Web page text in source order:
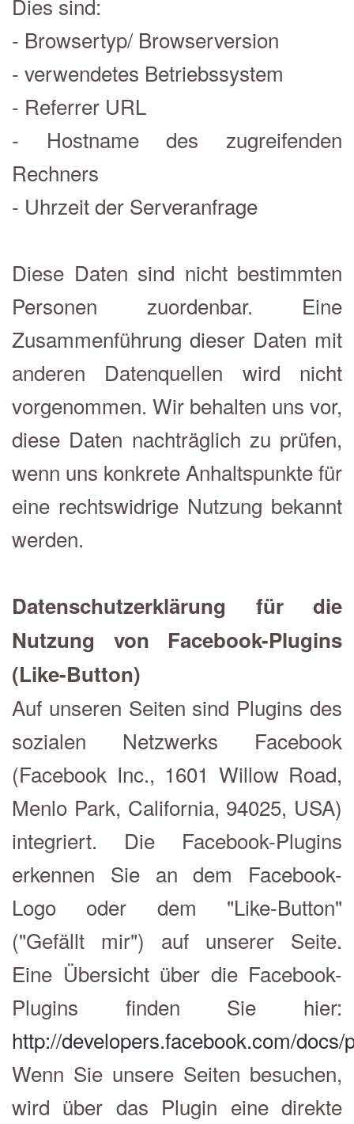
Dies sind:
- Browsertyp/ Browserversion
- verwendetes Betriebssystem
- Referrer URL
- Hostname des zugreifenden
Rechners
- Uhrzeit der Serveranfrage
Diese Daten sind nicht bestimmten
Personen zuordenbar. Eine
Zusammenführung dieser Daten mit
anderen Datenquellen wird nicht
vorgenommen. Wir behalten uns vor,
diese Daten nachträglich zu prüfen,
wenn uns konkrete Anhaltspunkte für
eine rechtswidrige Nutzung bekannt
werden.
Datenschutzerklärung für die
Nutzung von Facebook-Plugins
(Like-Button)
Auf unseren Seiten sind Plugins des
sozialen Netzwerks Facebook
(Facebook Inc., 1601 Willow Road,
Menlo Park, California, 94025, USA)
integriert. Die Facebook-Plugins
erkennen Sie an dem Facebook-
Logo oder dem "Like-Button"
("Gefällt mir") auf unserer Seite.
Eine Übersicht über die Facebook-
Plugins finden Sie hier:
http://developers.facebook.com/docs/
Wenn Sie unsere Seiten besuchen,
wird über das Plugin eine direkte